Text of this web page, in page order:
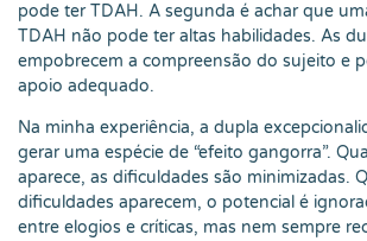
pode ter TDAH. A segunda é achar que
TDAH não pode ter altas habilidades. As
empobrecem a compreensão do sujeito e
apoio adequado.
Na minha experiência, a dupla
gerar uma espécie de “efeito gangorra”.
aparece, as dificuldades são minimizadas.
dificuldades aparecem, o potencial é
entre elogios e críticas, mas nem sempre